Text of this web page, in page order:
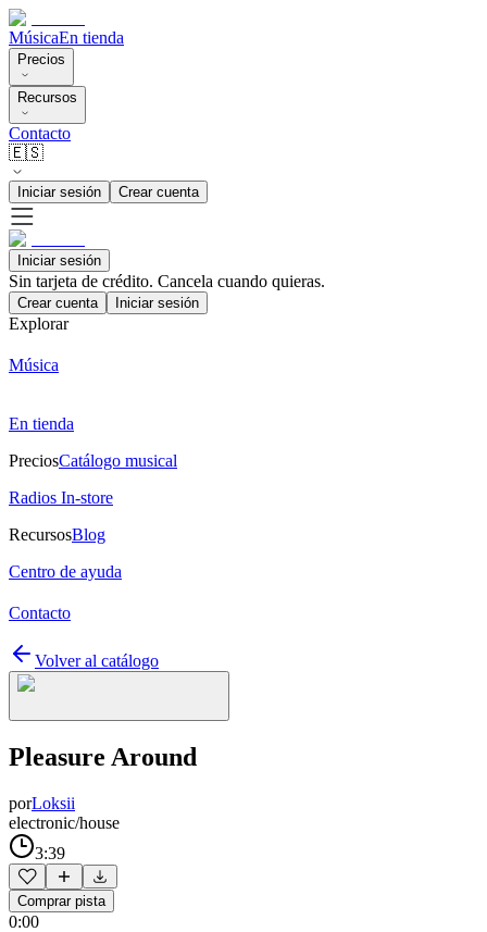
MúsicaEn tienda
Precios
Recursos
Contacto
🇪🇸
Iniciar sesión Crear cuenta
Iniciar sesión
Sin tarjeta de crédito. Cancela cuando quieras.
Crear cuenta Iniciar sesión
Explorar
Música
En tienda
PreciosCatálogo musical
Radios In-store
RecursosBlog
Centro de ayuda
Contacto
Volver al catálogo
Pleasure Around
porLoksii
electronic/house
3:39
Comprar pista
0:00